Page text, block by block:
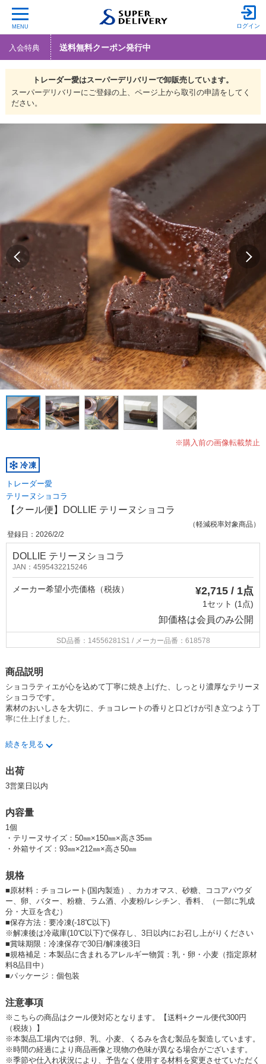
MENU ログイン
入会特典 送料無料クーポン発行中
トレーダー愛はスーパーデリバリーで卸販売しています。
スーパーデリバリーにご登録の上、ページ上から取引の申請をしてく
ださい。
※購入前の画像転載禁止
冷凍
トレーダー愛
テリーヌショコラ
【クール便】DOLLIE テリーヌショコラ
（軽減税率対象商品）
登録日：2026/2/2
DOLLIE テリーヌショコラ
JAN：4595432215246
メーカー希望小売価格（税抜） ¥2,715 / 1点
1セット (1点)
卸価格は会員のみ公開
SD品番：14556281S1 / メーカー品番：618578
商品説明
ショコラティエが心を込めて丁寧に焼き上げた、しっとり濃厚なテリーヌ
ショコラです。
素材のおいしさを大切に、チョコレートの香りと口どけが引き立つよう丁
寧に仕上げました。
一本まるごと包装しているので、箱を開けた瞬間から広がる甘い香りと特
別感をお楽しみいただけます。カットして少しずつ味わったり、大切な方
ぴったりです。
続きを見る
出荷
3営業日以内
内容量
1個
・テリーヌサイズ：50㎜×150㎜×高さ35㎜
・外箱サイズ：93㎜×212㎜×高さ50㎜
規格
■原材料：チョコレート(国内製造）、カカオマス、砂糖、ココアパウダ
ー、卵、バター、粉糖、ラム酒、小麦粉/レシチン、香料、（一部に乳成
分・大豆を含む）
■保存方法：要冷凍(-18℃以下)
※解凍後は冷蔵庫(10℃以下)で保存し、3日以内にお召し上がりください
■賞味期限：冷凍保存で30日/解凍後3日
■規格補足：本製品に含まれるアレルギー物質：乳・卵・小麦（指定原材
料8品目中）
■パッケージ：個包装
注意事項
※こちらの商品はクール便対応となります。【送料+クール便代300円
（税抜）】
※本製品工場内では卵、乳、小麦、くるみを含む製品を製造しています。
※時間の経過により商品画像と現物の色味が異なる場合がございます。
※季節や仕入れ状況により、予告なく使用する材料を変更させていただく